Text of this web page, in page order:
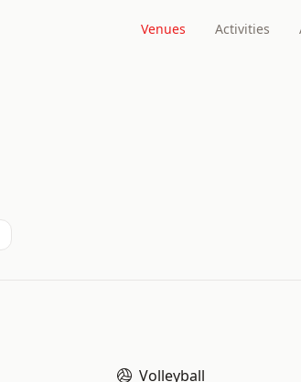
Venues Activities
Volleyball